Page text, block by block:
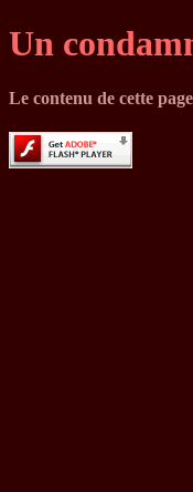
Un
Le contenu de cette